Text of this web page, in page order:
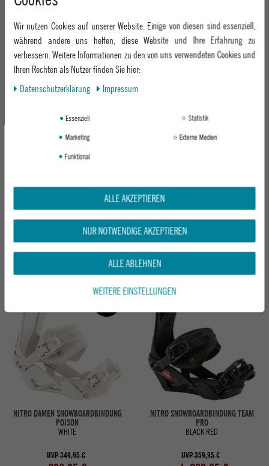
384,95 €
UVP 359,95 €
ab 249,95 €
-21%
BURTON DAMEN SNOWBOARDBINDUNG
W'S STEP ON® RE:FLEX
FLORAL BLUR
UVP 329,95 €
ab 259,39 €
NITRO DAMEN SNOWBOARDBINDUNG
STEP ON
WHITE
UVP 329,95 €
ab 269,95 €
NITRO DAMEN SNOWBOARDBINDUNG
POISON
WHITE
UVP 349,95 €
NITRO SNOWBOARDBINDUNG TEAM
PRO
BLACK RED
UVP 359,95 €
Wir nutzen Cookies auf unserer Website. Einige von diesen sind essenziell,
während andere uns helfen, diese Website und Ihre Erfahrung zu
verbessern. Weitere Informationen zu den von uns verwendeten Cookies und
Ihren Rechten als Nutzer finden Sie hier:
Daten­schutz­erklärung
Impressum
Essenziell
Statistik
Marketing
Externe Medien
Funktional
ALLE AKZEPTIEREN
NUR NOTWENDIGE AKZEPTIEREN
ALLE ABLEHNEN
WEITERE EINSTELLUNGEN